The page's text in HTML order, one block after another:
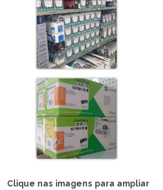
Clique nas imagens para ampliar